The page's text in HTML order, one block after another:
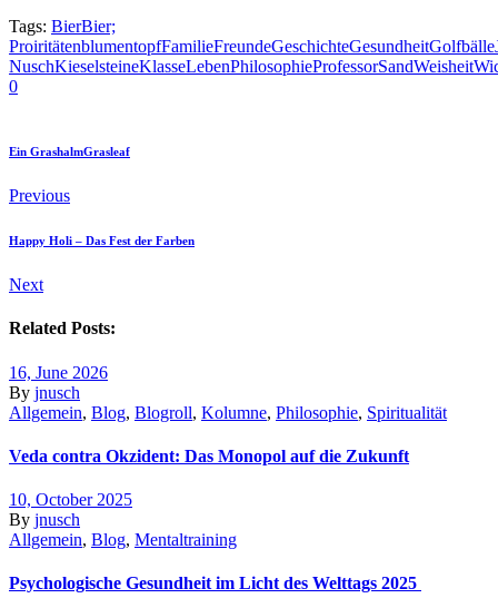
Tags: BierBier;
ProiritätenblumentopfFamilieFreundeGeschichteGesundheitGolfbälle
NuschKieselsteineKlasseLebenPhilosophieProfessorSandWeisheit
0
Ein GrashalmGrasleaf
Previous
Happy Holi – Das Fest der Farben
Next
Related Posts:
16, June 2026
By jnusch
Allgemein, Blog, Blogroll, Kolumne, Philosophie, Spiritualität
Veda contra Okzident: Das Monopol auf die Zukunft
10, October 2025
By jnusch
Allgemein, Blog, Mentaltraining
Psychologische Gesundheit im Licht des Welttags 2025